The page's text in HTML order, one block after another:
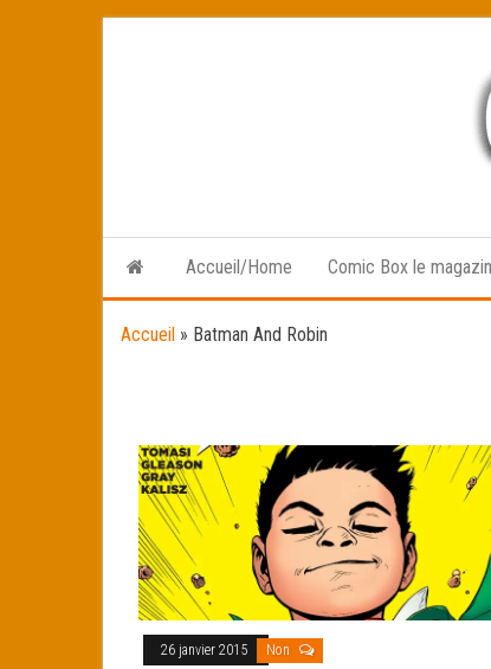
Accueil/Home Comic Box le
Accueil » Batman And Robin
26 janvier 2015 Non